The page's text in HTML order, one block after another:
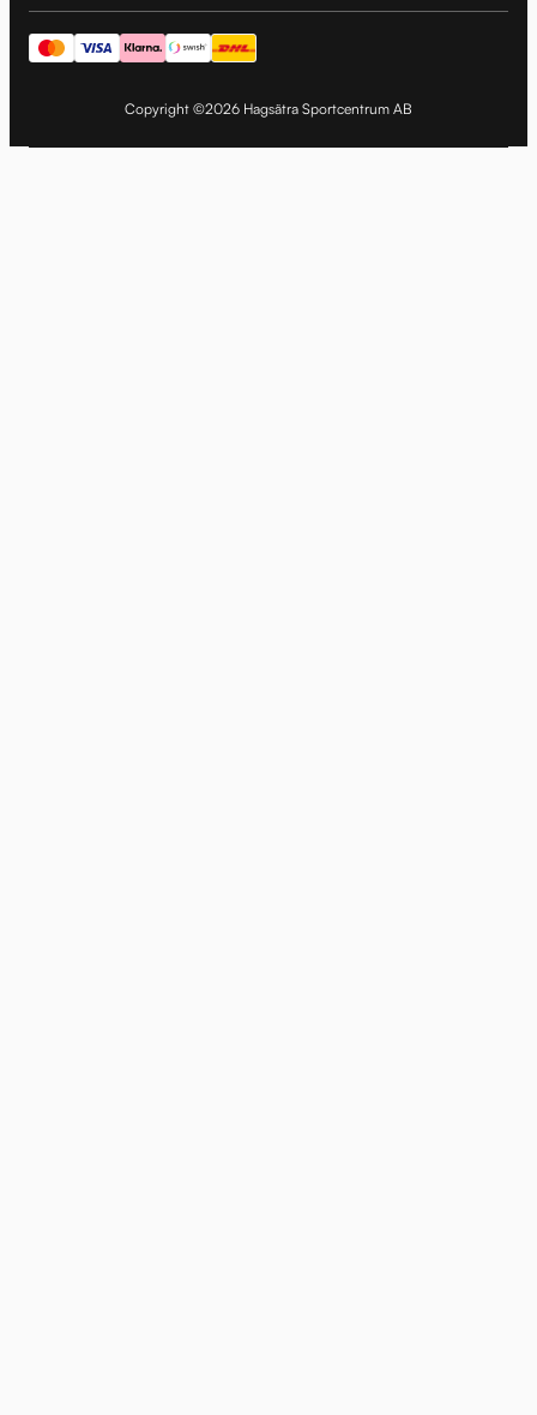
Copyright ©2026 Hagsätra Sportcentrum AB